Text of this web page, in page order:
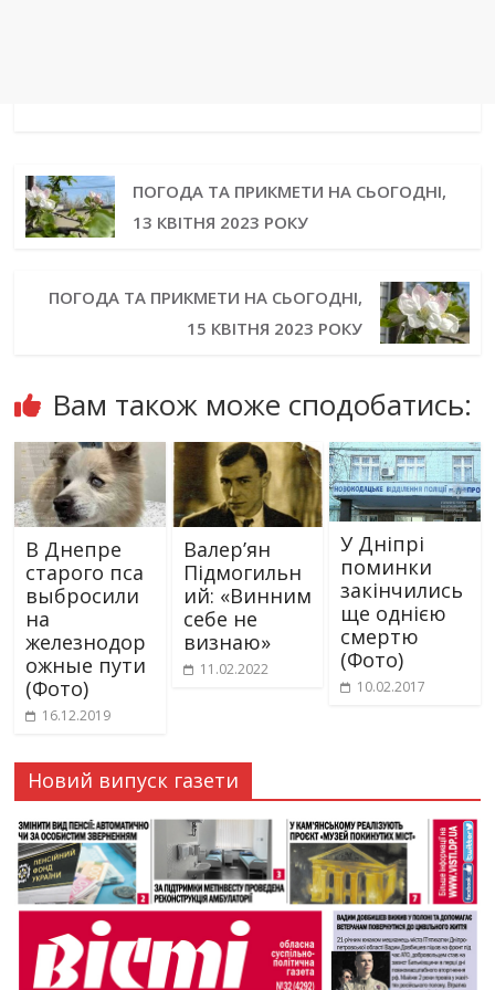
ПОГОДА ТА ПРИКМЕТИ НА СЬОГОДНІ,
13 КВІТНЯ 2023 РОКУ
ПОГОДА ТА ПРИКМЕТИ НА СЬОГОДНІ,
15 КВІТНЯ 2023 РОКУ
Вам також може сподобатись:
В Днепре
старого пса
выбросили
на
железнодор
ожные пути
(Фото)
16.12.2019
Валер’ян
Підмогильн
ий: «Винним
себе не
визнаю»
11.02.2022
У Дніпрі
поминки
закінчились
ще однією
смертю
(Фото)
10.02.2017
Новий випуск газети